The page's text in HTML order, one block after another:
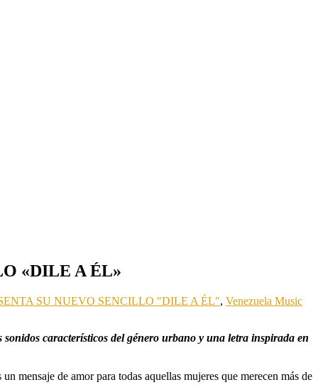
«DILE A ÉL»
SU NUEVO SENCILLO "DILE A ÉL", Venezuela Music
característicos del género urbano y una letra inspirada en
mensaje de amor para todas aquellas mujeres que merecen más de